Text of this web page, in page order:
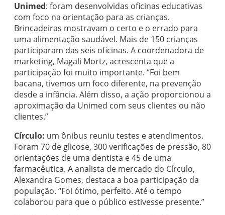
Unimed: foram desenvolvidas oficinas educativas
com foco na orientação para as crianças.
Brincadeiras mostravam o certo e o errado para
uma alimentação saudável. Mais de 150 crianças
participaram das seis oficinas. A coordenadora de
marketing, Magali Mortz, acrescenta que a
participação foi muito importante. “Foi bem
bacana, tivemos um foco diferente, na prevenção
desde a infância. Além disso, a ação proporcionou a
aproximação da Unimed com seus clientes ou não
clientes.”
Círculo: um ônibus reuniu testes e atendimentos.
Foram 70 de glicose, 300 verificações de pressão, 80
orientações de uma dentista e 45 de uma
farmacêutica. A analista de mercado do Círculo,
Alexandra Gomes, destaca a boa participação da
população. “Foi ótimo, perfeito. Até o tempo
colaborou para que o público estivesse presente.”